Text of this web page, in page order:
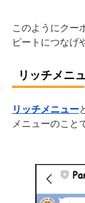
このようにクー
ピートにつなげ
リッチメニ
リッチメニュー
メニューのこと